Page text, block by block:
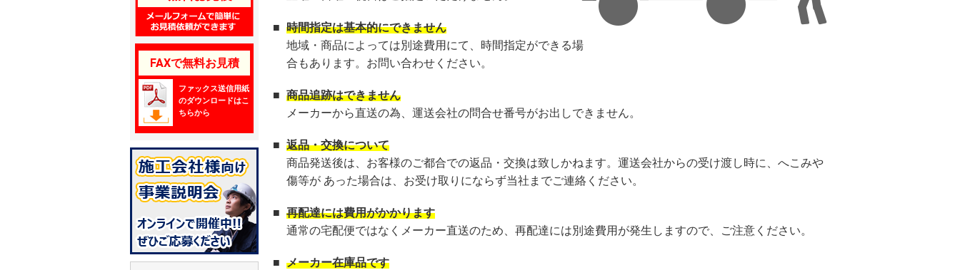
FAXで無料お見積
ファックス送信用紙
のダウンロードはこ
ちらから
■ 時間指定は基本的にできません
地域・商品によっては別途費用にて、時間指定ができる場
合もあります。お問い合わせください。
■ 商品追跡はできません
メーカーから直送の為、運送会社の問合せ番号がお出しできません。
■ 返品・交換について
商品発送後は、お客様のご都合での返品・交換は致しかねます。運送会社からの受け渡し時に、へこみや
傷等が あった場合は、お受け取りにならず当社までご連絡ください。
■ 再配達には費用がかかります
通常の宅配便ではなくメーカー直送のため、再配達には別途費用が発生しますので、ご注意ください。
■ メーカー在庫品です